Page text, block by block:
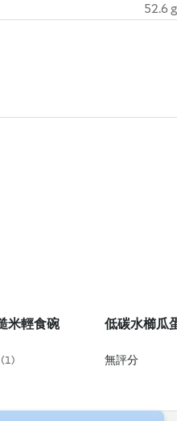
52.6 g
米輕食碗
(1)
低碳水櫛瓜
無評分